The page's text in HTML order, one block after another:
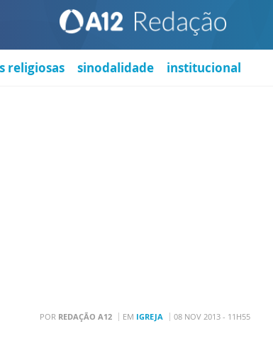
religiosas sinodalidade institucional
POR REDAÇÃO A12 EM IGREJA 08 NOV 2013 - 11H55